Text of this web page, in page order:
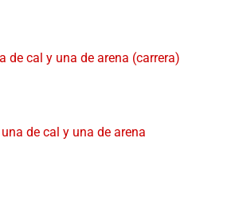
de cal y una de arena (carrera)
de cal y una de arena